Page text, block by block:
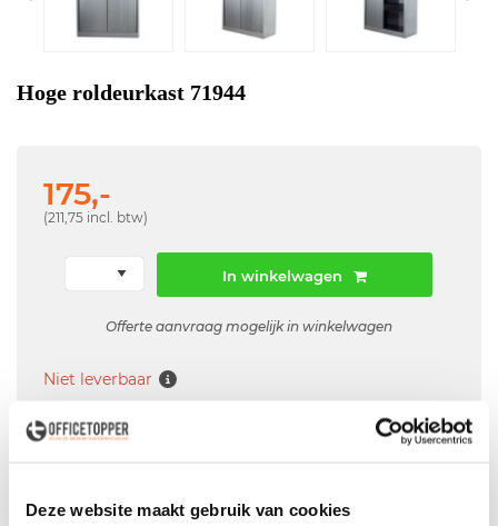
Deze website maakt gebruik van cookies
Hoge roldeurkast 71944
175,-
(211,75 incl. btw)
In winkelwagen
Offerte aanvraag mogelijk in winkelwagen
Niet leverbaar